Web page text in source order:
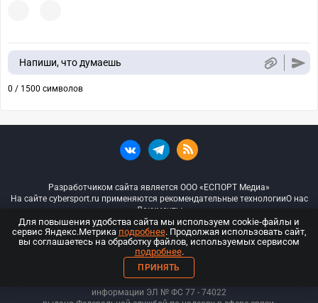
Напиши, что думаешь
0 / 1500 символов
Разработчиком сайта является ООО «ЕСПОРТ Медиа»
На сайте cybersport.ru применяются рекомендательные технологииО нас
Документы
© ООО «Киберспорт.ру» — Все права защищены
18+
ООО «Киберспорт.ру». Свидетельство о регистрации средств массовой
информации ЭЛ № ФС 77 - 74022
Для повышения удобства сайта мы используем cookie-файлы и
сервис Яндекс.Метрика подробнее. Продолжая использовать сайт,
вы соглашаетесь на обработку файлов, используемых сервисом
подробнее.
ПРИНЯТЬ